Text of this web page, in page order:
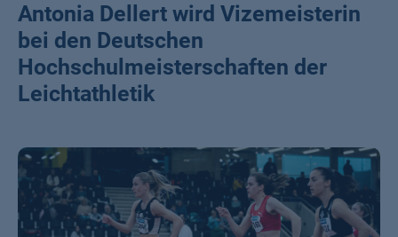
Antonia Dellert wird Vizemeisterin
bei den Deutschen
Hochschulmeisterschaften der
Leichtathletik